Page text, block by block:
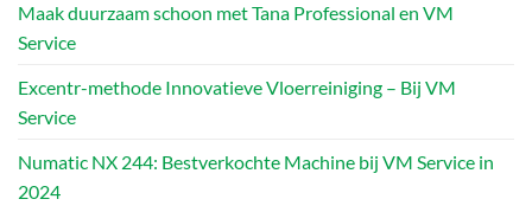
Maak duurzaam schoon met Tana Professional en VM
Service
Excentr-methode Innovatieve Vloerreiniging – Bij VM
Service
Numatic NX 244: Bestverkochte Machine bij VM Service in
2024